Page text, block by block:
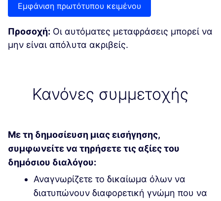
Εμφάνιση πρωτότυπου κειμένου
Προσοχή: Οι αυτόματες μεταφράσεις μπορεί να
μην είναι απόλυτα ακριβείς.
Κανόνες συμμετοχής
Με τη δημοσίευση μιας εισήγησης,
συμφωνείτε να τηρήσετε τις αξίες του
δημόσιου διαλόγου:
Αναγνωρίζετε το δικαίωμα όλων να
διατυπώνουν διαφορετική γνώμη που να